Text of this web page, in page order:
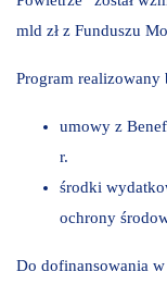
mld zł z Funduszu
Program
umowy z
r.
środki
ochrony
Do dofinansowania